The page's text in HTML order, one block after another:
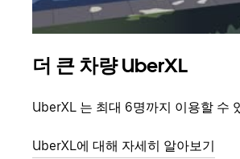
더 큰 차량 UberXL
UberXL 는 최대 6명까지 이용할 수
UberXL에 대해 자세히 알아보기